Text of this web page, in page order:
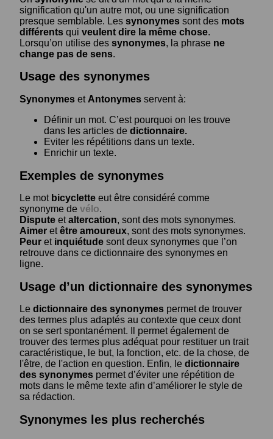
signification qu'un autre mot, ou une signification
presque semblable. Les synonymes sont des mots
différents qui veulent dire la même chose.
Lorsqu’on utilise des synonymes, la phrase ne
change pas de sens.
Usage des synonymes
Synonymes et Antonymes servent à:
Définir un mot. C’est pourquoi on les trouve
dans les articles de dictionnaire.
Eviter les répétitions dans un texte.
Enrichir un texte.
Exemples de synonymes
Le mot bicyclette eut être considéré comme
synonyme de vélo.
Dispute etaltercation, sont des mots synonymes.
Aimer etêtre amoureux, sont des mots synonymes.
Peur et inquiétude sont deux synonymes que l’on
retrouve dans ce dictionnaire des synonymes en
ligne.
Usage d’un dictionnaire des synonymes
Le dictionnaire des synonymes permet de trouver
des termes plus adaptés au contexte que ceux dont
on se sert spontanément. Il permet également de
trouver des termes plus adéquat pour restituer un trait
caractéristique, le but, la fonction, etc. de la chose, de
l'être, de l'action en question. Enfin, le dictionnaire
des synonymes permet d’éviter une répétition de
mots dans le même texte afin d’améliorer le style de
sa rédaction.
Synonymes les plus recherchés